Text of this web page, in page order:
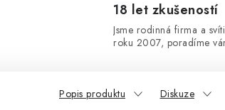
18 let zkušeností
Jsme rodinná firma a
roku 2007, poradíme
Popis produktu Diskuze